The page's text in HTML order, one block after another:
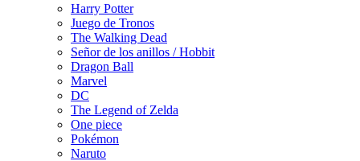
Harry Potter
Juego de Tronos
The Walking Dead
Señor de los anillos / Hobbit
Dragon Ball
Marvel
DC
The Legend of Zelda
One piece
Pokémon
Naruto